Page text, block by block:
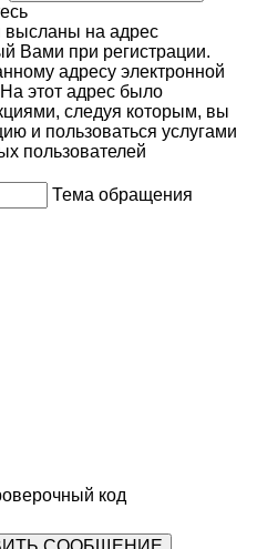
высланы на адрес
Вами при регистрации.
адресу электронной
этот адрес было
следуя которым, вы
и пользоваться услугами
пользователей
Тема обращения
код